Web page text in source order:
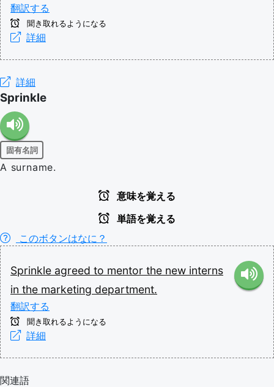
翻訳する
聞き取れるようになる
詳細
詳細
Sprinkle
固有名詞
A surname.
意味を覚える
単語を覚える
このボタンはなに？
Sprinkle agreed to mentor the new interns
in the marketing department.
翻訳する
聞き取れるようになる
詳細
関連語